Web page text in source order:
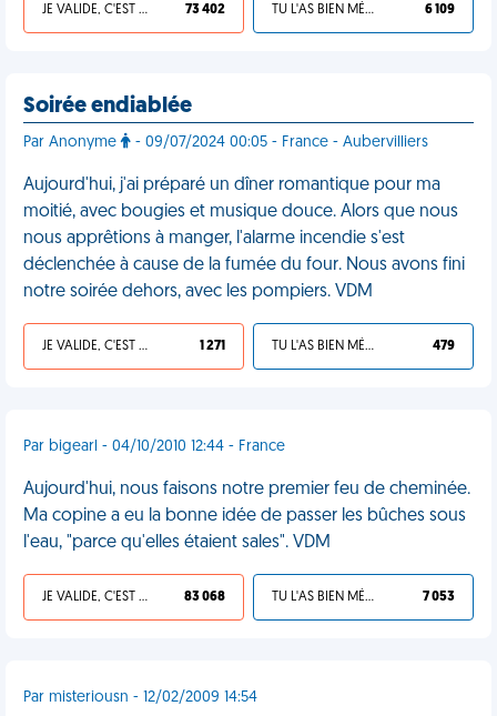
JE VALIDE, C'EST UNE VDM 73 402 TU L'AS BIEN MÉRITÉ 6 109
Soirée endiablée
Par Anonyme - 09/07/2024 00:05 - France - Aubervilliers
Aujourd'hui, j'ai préparé un dîner romantique pour ma
moitié, avec bougies et musique douce. Alors que nous
nous apprêtions à manger, l'alarme incendie s'est
déclenchée à cause de la fumée du four. Nous avons fini
notre soirée dehors, avec les pompiers. VDM
JE VALIDE, C'EST UNE VDM 1 271 TU L'AS BIEN MÉRITÉ 479
Par bigearl - 04/10/2010 12:44 - France
Aujourd'hui, nous faisons notre premier feu de cheminée.
Ma copine a eu la bonne idée de passer les bûches sous
l'eau, "parce qu'elles étaient sales". VDM
JE VALIDE, C'EST UNE VDM 83 068 TU L'AS BIEN MÉRITÉ 7 053
Par misteriousn - 12/02/2009 14:54